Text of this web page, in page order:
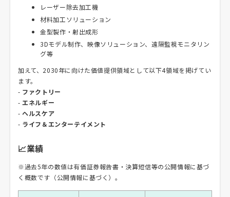
レーザー除去加工機
材料加工ソリューション
金型製作・射出成形
3Dモデル制作、映像ソリューション、遠隔監視モニタリン
グ等
加えて、2030年に向けた価値提供領域として以下4領域を掲げてい
ます。
- ファクトリー
-エネルギー
-ヘルスケア
- ライフ＆エンターテイメント
📈業績
※過去5年の数値は有価証券報告書・決算短信等の公開情報に基づ
く概数です（公開情報に基づく）。